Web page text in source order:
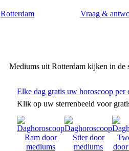
Rotterdam Vraag &
Mediums uit Rotterdam kijken in de
Elke dag gratis uw horoscoop per
Klik op uw sterrenbeeld voor